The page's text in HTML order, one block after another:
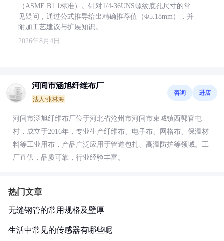
（ASME B1.1标准）。针对1/4-36UNS螺纹底孔尺寸的常
见疑问，通过公式推导给出精确推荐值（Φ5.18mm），并
附加工艺建议与扩展知识。
2026年8月4日
河间市涵旭纤维布厂
法人:张林海
咨询 进店
河间市涵旭纤维布厂位于河北省沧州市河间市束城镇西郭官屯
村，成立于2016年，专业生产纤维布、电子布、网格布、保温材
料等工业用布，产品广泛应用于管道包扎、高温防护等领域。工
厂直供，品质可靠，行业经验丰富。
热门文章
无缝钢管的常用规格及壁厚
生活中常见的传感器有哪些呢